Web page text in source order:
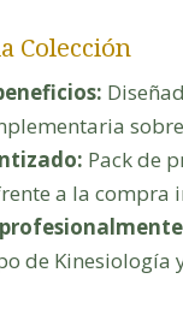
Colección
Pack de
a la compra
de Kinesiología